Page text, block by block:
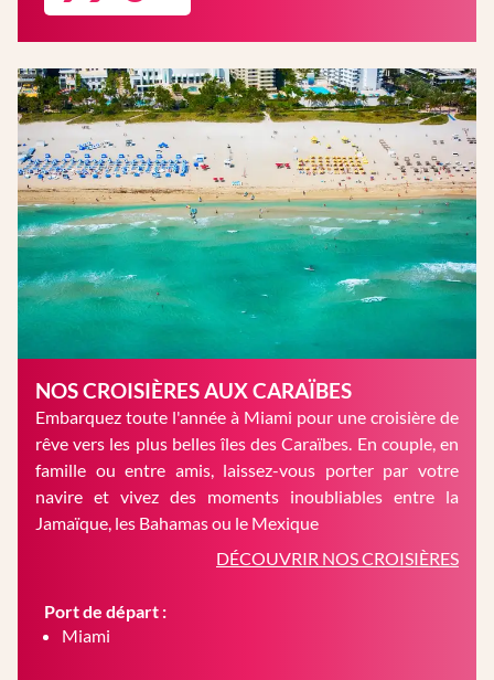
NOS CROISIÈRES AUX CARAÏBES
Embarquez toute l'année à Miami pour une croisière de
rêve vers les plus belles îles des Caraïbes. En couple, en
famille ou entre amis, laissez-vous porter par votre
navire et vivez des moments inoubliables entre la
Jamaïque, les Bahamas ou le Mexique
DÉCOUVRIR NOS CROISIÈRES
Port de départ :
Miami